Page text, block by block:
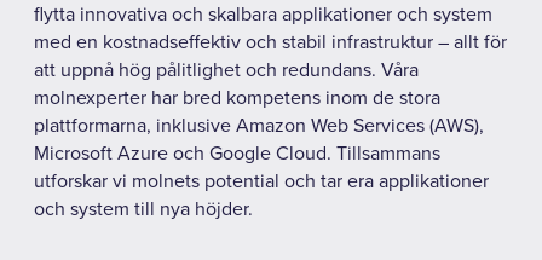
flytta innovativa och skalbara applikationer och system
med en kostnadseffektiv och stabil infrastruktur – allt för
att uppnå hög pålitlighet och redundans. Våra
molnexperter har bred kompetens inom de stora
plattformarna, inklusive Amazon Web Services (AWS),
Microsoft Azure och Google Cloud. Tillsammans
utforskar vi molnets potential och tar era applikationer
och system till nya höjder.